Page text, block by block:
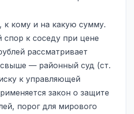
к кому и на какую сумму.
к соседу при цене
рассматривает
— районный суд (ст.
к управляющей
закон о защите
порог для мирового